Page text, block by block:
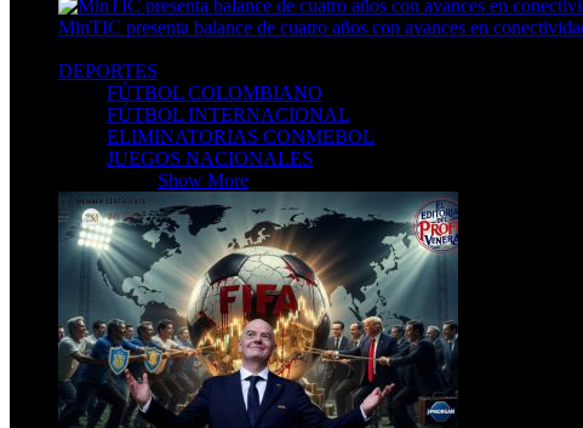
MinTIC presenta balance de cuatro años con avances en
DEPORTES
FÚTBOL COLOMBIANO
FÚTBOL INTERNACIONAL
ELIMINATORIAS CONMEBOL
JUEGOS NACIONALES
Show More